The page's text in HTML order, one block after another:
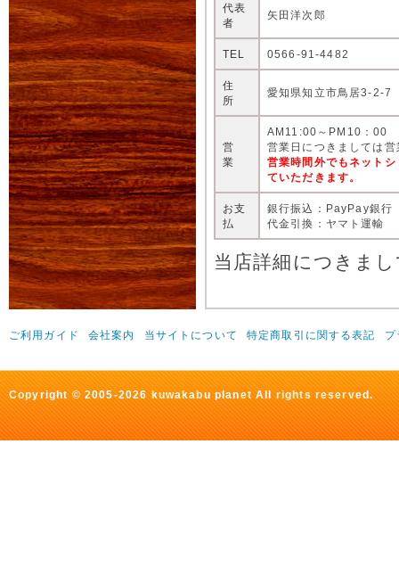
代表
者
矢田洋次郎
TEL 0566-91-4482
住
所
愛知県知立市鳥居3-2-7
営
業
AM11:00～PM10：00
営業日につきましては
営業時間外でもネット
ていただきます。
お支
払
銀行振込：PayPay銀行
代金引換：ヤマト運輸
当店詳細につきま
ご利用ガイド 会社案内 当サイトについて 特定商取引に関する表記 プ
Copyright © 2005-2026 kuwakabu planet All rights reserved.